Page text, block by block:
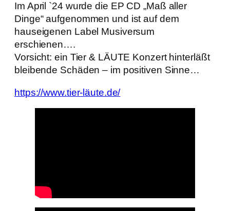
Im April `24 wurde die EP CD „Maß aller
Dinge“ aufgenommen und ist auf dem
hauseigenen Label Musiversum
erschienen….
Vorsicht: ein Tier & LÄUTE Konzert hinterläßt
bleibende Schäden – im positiven Sinne…
https://www.tier-läute.de/